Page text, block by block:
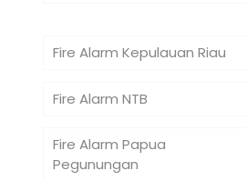
Fire Alarm Kepulauan Riau
Fire Alarm NTB
Fire Alarm Papua
Pegunungan